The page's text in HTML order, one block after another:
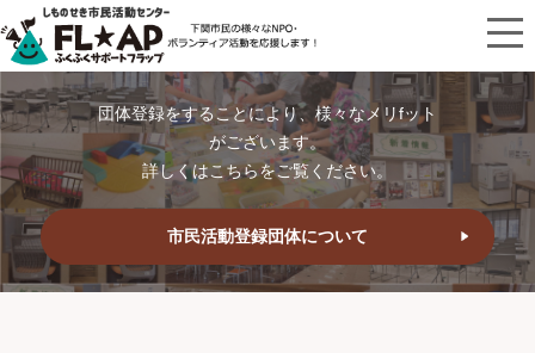
団体登録をすることにより、様々なメリfット
がございます。
詳しくはこちらをご覧ください。
市民活動登録団体について